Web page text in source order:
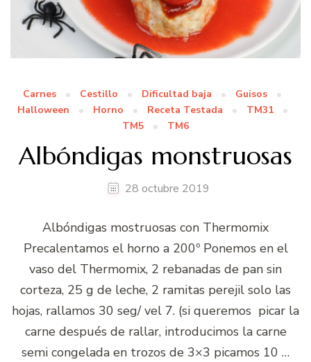
Carnes Cestillo Dificultad baja
Guisos
Halloween
Horno Receta Testada
TM31
TM5
TM6
Albóndigas monstruosas
28 octubre 2019
Albóndigas mostruosas con Thermomix
Precalentamos el horno a 200º Ponemos en el
vaso del Thermomix, 2 rebanadas de pan sin
corteza, 25 g de leche, 2 ramitas perejil solo las
hojas, rallamos 30 seg/ vel 7. (si queremos picar la
carne después de rallar, introducimos la carne
semi congelada en trozos de 3×3 picamos 10 …